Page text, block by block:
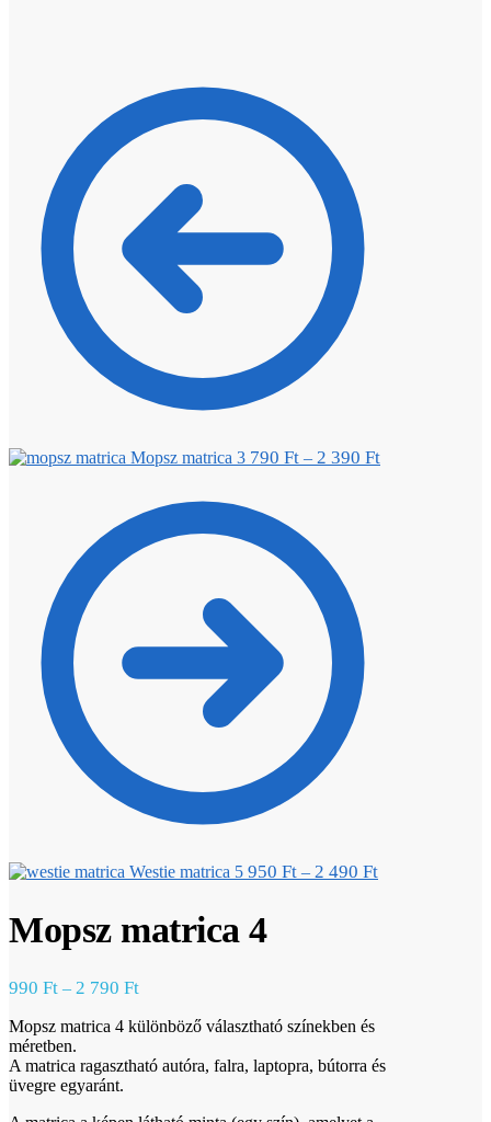
Mopsz matrica 3 790 Ft – 2 390 Ft
Westie matrica 5 950 Ft – 2 490 Ft
Mopsz matrica 4
990 Ft – 2 790 Ft
Mopsz matrica 4 különböző választható színekben és
méretben.
A matrica ragasztható autóra, falra, laptopra, bútorra és
üvegre egyaránt.